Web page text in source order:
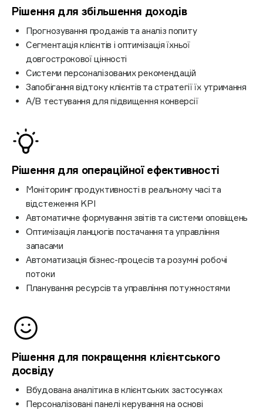
Рішення для збільшення доходів
Прогнозування продажів та аналіз попиту
Сегментація клієнтів і оптимізація їхньої
довгострокової цінності
Системи персоналізованих рекомендацій
Запобігання відтоку клієнтів та стратегії їх утримання
A/B тестування для підвищення конверсії
Рішення для операційної ефективності
Моніторинг продуктивності в реальному часі та
відстеження KPI
Автоматичне формування звітів та системи оповіщень
Оптимізація ланцюгів постачання та управління
запасами
Автоматизація бізнес-процесів та розумні робочі
потоки
Планування ресурсів та управління потужностями
Рішення для покращення клієнтського
досвіду
Вбудована аналітика в клієнтських застосунках
Персоналізовані панелі керування на основі